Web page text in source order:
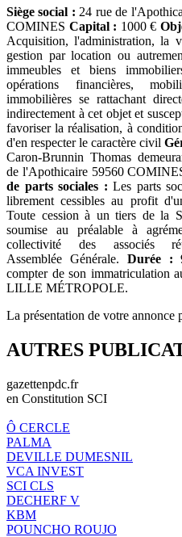
Siège social : 24 rue de
COMINES Capital : 1000 €
Acquisition, l'administration, la
gestion par location ou
immeubles et biens
opérations financières,
immobilières se rattachant
indirectement à cet objet et
favoriser la réalisation, à
d'en respecter le caractère civil
Caron-Brunnin Thomas
de l'Apothicaire 59560
de parts sociales : Les parts
librement cessibles au profit
Toute cession à un tiers de la
soumise au préalable à
collectivité des associés
Assemblée Générale. Durée :
compter de son immatriculation
LILLE MÉTROPOLE.
La présentation de votre
AUTRES
gazettenpdc.fr
en Constitution SCI
Ô CERCLE
PALMA
DEVILLE DUMESNIL
VCA INVEST
SCI CLS
DECHERF V
KBM
POUNCHO ROUJO